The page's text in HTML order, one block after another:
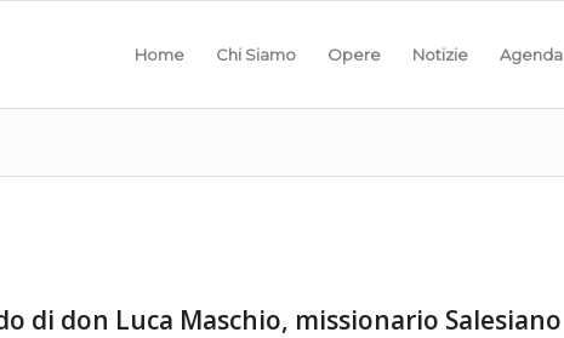
Home Chi Siamo Opere Notizie Agenda
di don Luca Maschio, missionario Salesiano